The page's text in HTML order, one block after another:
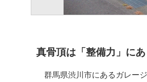
真骨頂は「整備力」にあ
群馬県渋川市にあるガレー